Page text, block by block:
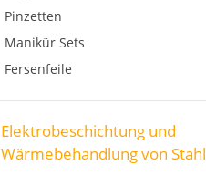
Pinzetten
Manikür Sets
Fersenfeile
Elektrobeschichtung und
Wärmebehandlung von Stahl